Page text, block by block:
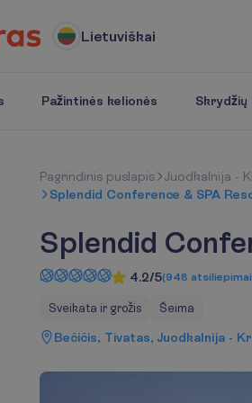
Lietuviškai
Pažintinės kelionės Skrydžių
Pagrindinis puslapis Juodkalnija -
Splendid Conference & SPA
Splendid
4.2/5(948 atsiliepimai
Sveikata ir grožis Šeima
Bečičis, Tivatas, Juodkalnija -